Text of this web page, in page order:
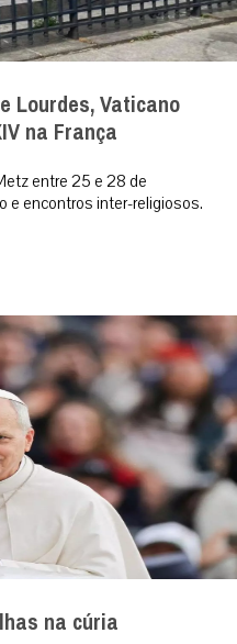
Lourdes, Vaticano
na França
entre 25 e 28 de
e encontros inter-religiosos.
na cúria